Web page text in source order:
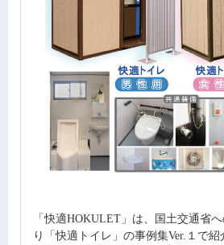
「快適HOKULET」は、国土交通省
り「快適トイレ」の事例集Ver.１で